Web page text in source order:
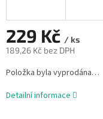
229 Kč / ks
189,26 Kč bez DPH
Měrná
cena:
Položka byla vyprodána…
Detailní informace